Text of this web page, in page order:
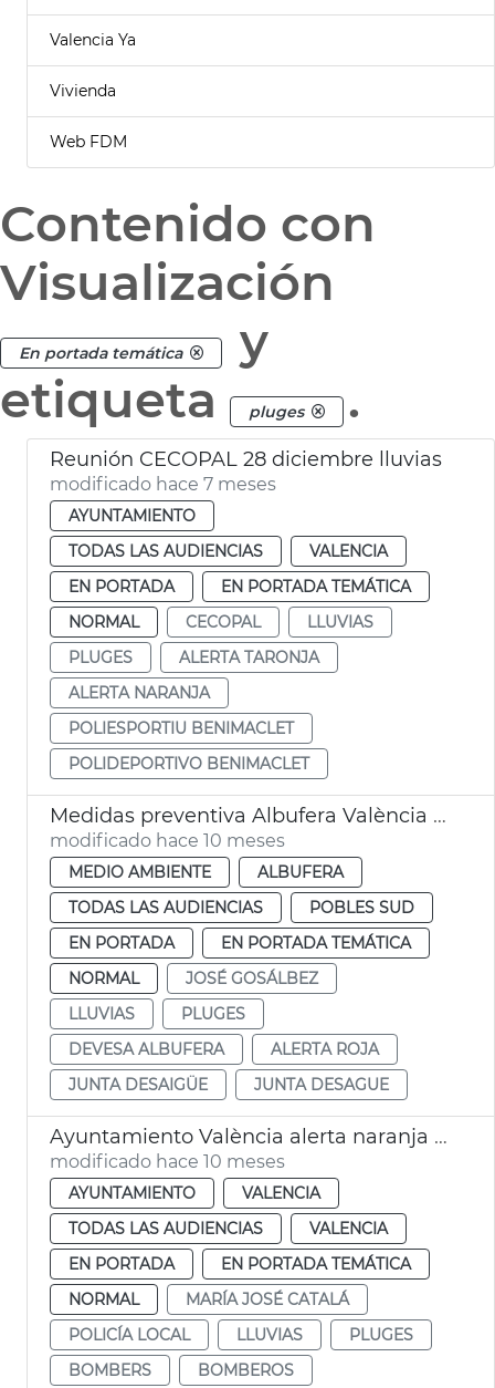
Valencia Ya
Vivienda
Web FDM
Contenido con
Visualización
En portada temática
y
etiqueta
pluges .
Reunión CECOPAL 28 diciembre lluvias
modificado hace 7 meses
AYUNTAMIENTO
TODAS LAS AUDIENCIAS
VALENCIA
EN PORTADA
EN PORTADA TEMÁTICA
NORMAL
CECOPAL
LLUVIAS
PLUGES
ALERTA TARONJA
ALERTA NARANJA
POLIESPORTIU BENIMACLET
POLIDEPORTIVO BENIMACLET
Medidas preventiva Albufera València alerta roja
modificado hace 10 meses
MEDIO AMBIENTE
ALBUFERA
TODAS LAS AUDIENCIAS
POBLES SUD
EN PORTADA
EN PORTADA TEMÁTICA
NORMAL
JOSÉ GOSÁLBEZ
LLUVIAS
PLUGES
DEVESA ALBUFERA
ALERTA ROJA
JUNTA DESAIGÜE
JUNTA DESAGUE
Ayuntamiento València alerta naranja lluvias
modificado hace 10 meses
AYUNTAMIENTO
VALENCIA
TODAS LAS AUDIENCIAS
VALENCIA
EN PORTADA
EN PORTADA TEMÁTICA
NORMAL
MARÍA JOSÉ CATALÁ
POLICÍA LOCAL
LLUVIAS
PLUGES
BOMBERS
BOMBEROS